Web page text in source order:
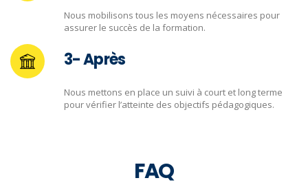
Nous mobilisons tous les moyens nécessaires pour
assurer le succès de la formation.
3- Après
Nous mettons en place un suivi à court et long terme
pour vérifier l’atteinte des objectifs pédagogiques.
FAQ